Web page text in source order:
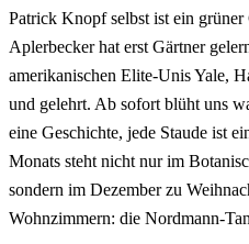
Patrick Knopf selbst ist ein
Aplerbecker hat erst Gärtner
amerikanischen Elite-Unis Yale,
und gelehrt. Ab sofort blüht uns
eine Geschichte, jede Staude ist
Monats steht nicht nur im
sondern im Dezember zu
Wohnzimmern: die Nordmann-